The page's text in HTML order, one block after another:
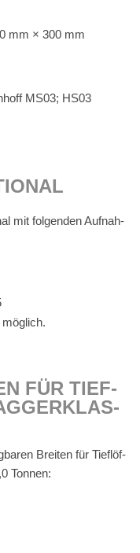
mm × 300 mm
MS03; HS03
mit fol­gen­den Auf­nah­
FÜR TIEF­
Brei­ten für Tief­löf­
Ton­nen: